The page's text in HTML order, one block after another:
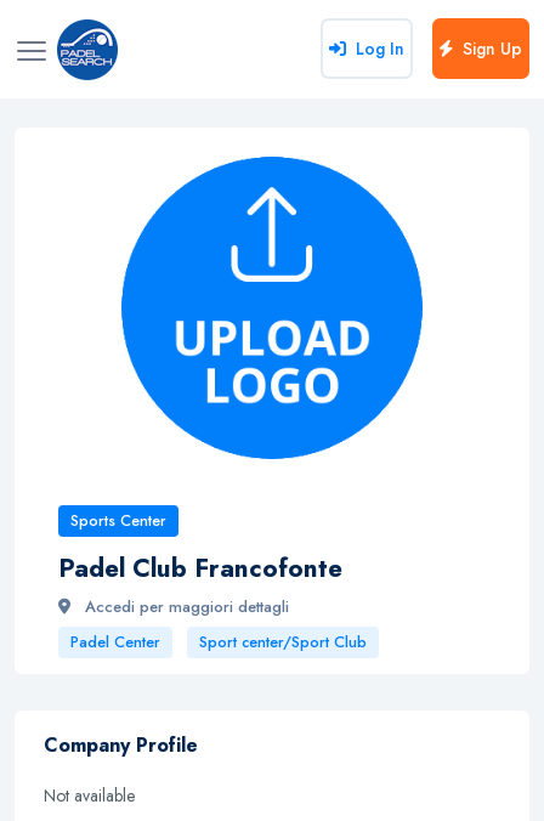
Log In Sign Up
Sports Center
Padel Club Francofonte
Accedi per maggiori dettagli
Padel Center Sport center/Sport Club
Company Profile
Not available